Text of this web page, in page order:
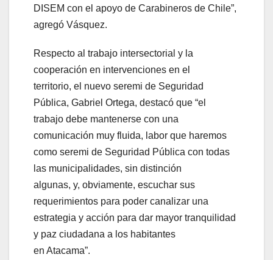
DISEM con el apoyo de Carabineros de Chile”,
agregó Vásquez.
Respecto al trabajo intersectorial y la
cooperación en intervenciones en el
territorio, el nuevo seremi de Seguridad
Pública, Gabriel Ortega, destacó que “el
trabajo debe mantenerse con una
comunicación muy fluida, labor que haremos
como seremi de Seguridad Pública con todas
las municipalidades, sin distinción
algunas, y, obviamente, escuchar sus
requerimientos para poder canalizar una
estrategia y acción para dar mayor tranquilidad
y paz ciudadana a los habitantes
en Atacama”.